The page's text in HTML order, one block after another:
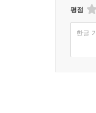
평점
한글